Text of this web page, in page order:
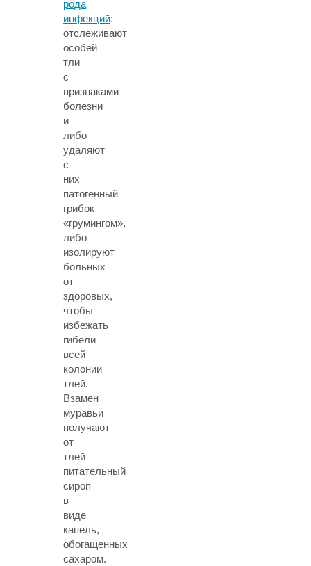
рода
инфекций:
отслеживают
особей
тли
с
признаками
болезни
и
либо
удаляют
с
них
патогенный
грибок
«грумингом»,
либо
изолируют
больных
от
здоровых,
чтобы
избежать
гибели
всей
колонии
тлей.
Взамен
муравьи
получают
от
тлей
питательный
сироп
в
виде
капель,
обогащенных
сахаром.